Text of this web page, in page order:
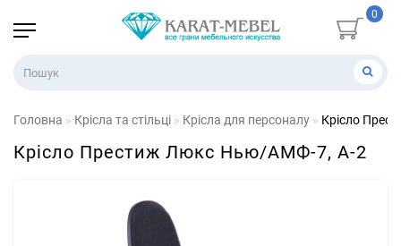
0
Головна Крісла та стільці Крісла для персоналу Крісло
Крісло Престиж Люкс Нью/АМФ-7, А-2